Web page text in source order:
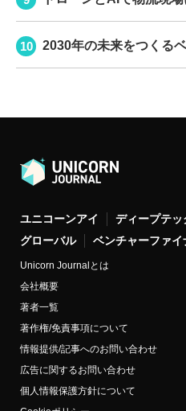
2030年の未来をつくる
ユニコーンアイ
ディープテ
グローバル
ベンチャーファイ
Unicorn Journalとは
会社概要
著者一覧
著作権/免責事項について
情報提供/記事へのお問い合わせ
広告に関するお問い合わせ
個人情報保護方針について